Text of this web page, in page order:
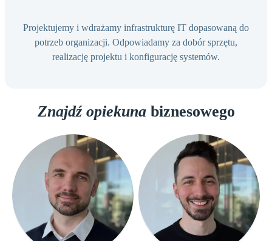
Projektujemy i wdrażamy infrastrukturę IT dopasowaną do
potrzeb organizacji. Odpowiadamy za dobór sprzętu,
realizację projektu i konfigurację systemów.
Znajdź opiekunabiznesowego